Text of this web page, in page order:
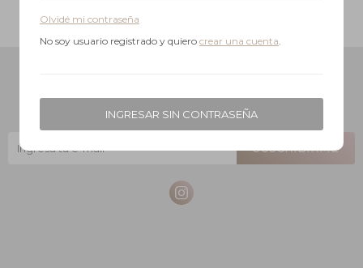
Olvidé mi contraseña
No soy usuario registrado y quiero crear una cuenta.
INGRESAR SIN CONTRASEÑA
¡Suscribite y recibí todas nuestras novedades!
SUSCRIBIRME
